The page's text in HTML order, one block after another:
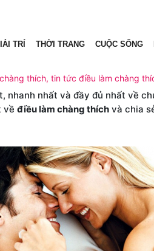
TRÍ THỜI TRANG CUỘC SỐNG
thích, tin tức điều làm chàng
nhanh nhất và đầy đủ nhất về
về điều làm chàng thích và chia